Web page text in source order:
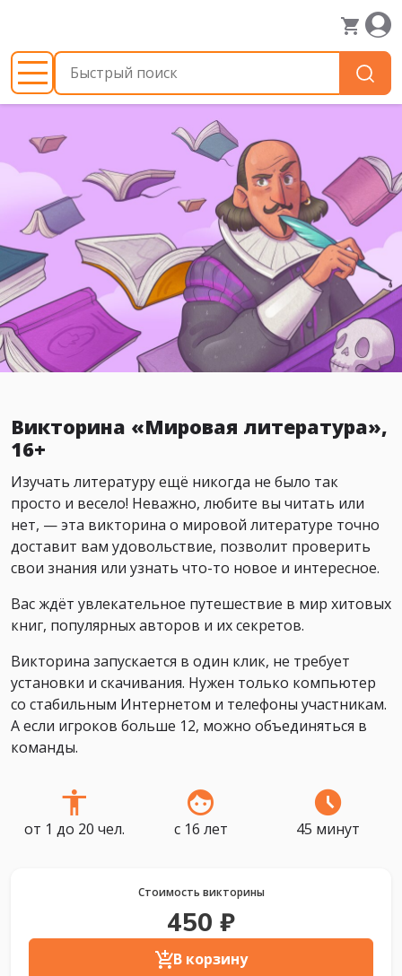
Викторина «Мировая литература»,
16+
Изучать литературу ещё никогда не было так
просто и весело! Неважно, любите вы читать или
нет, — эта викторина о мировой литературе точно
доставит вам удовольствие, позволит проверить
свои знания или узнать что-то новое и интересное.
Вас ждёт увлекательное путешествие в мир хитовых
книг, популярных авторов и их секретов.
Викторина запускается в один клик, не требует
установки и скачивания. Нужен только компьютер
со стабильным Интернетом и телефоны участникам.
А если игроков больше 12, можно объединяться в
команды.
от 1 до 20 чел. с 16 лет 45 минут
Стоимость викторины
450 ₽
В корзину